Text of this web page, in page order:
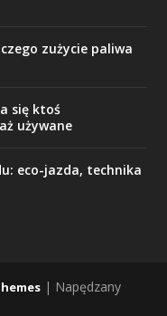
zużycie paliwa
się ktoś
używane
eco-jazda, technika
| Napędzany